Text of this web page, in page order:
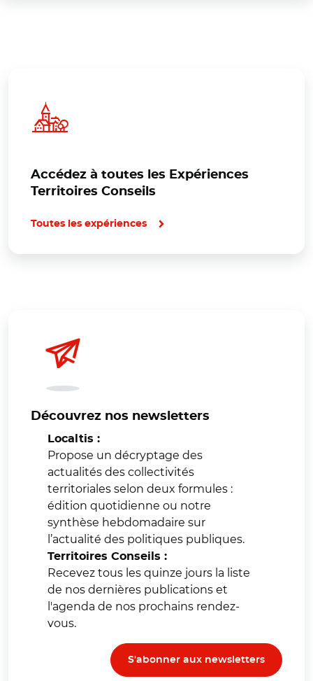
Accédez à toutes les Expériences
Territoires Conseils
Toutes les expériences
Découvrez nos newsletters
Localtis :
Propose un décryptage des
actualités des collectivités
territoriales selon deux formules :
édition quotidienne ou notre
synthèse hebdomadaire sur
l’actualité des politiques publiques.
Territoires Conseils :
Recevez tous les quinze jours la liste
de nos dernières publications et
l'agenda de nos prochains rendez-
vous.
S'abonner aux newsletters